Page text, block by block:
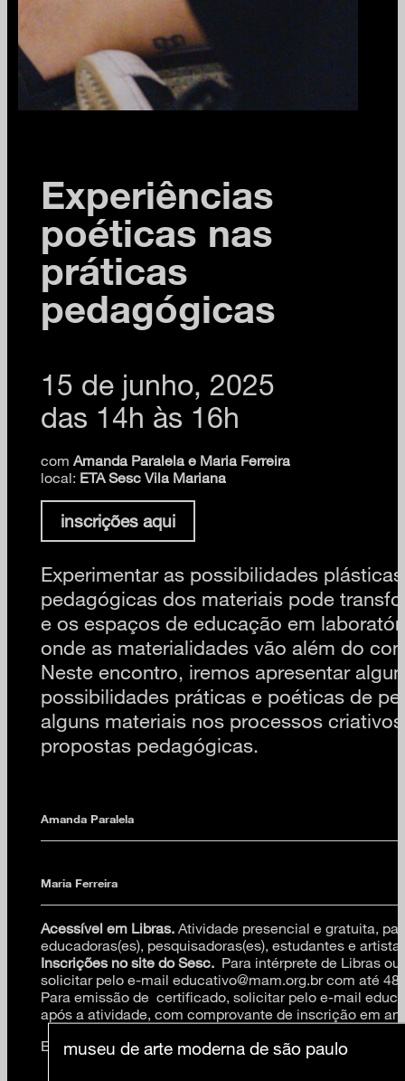
Experiências
poéticas nas
práticas
pedagógicas
15 de junho, 2025
das 14h às 16h
com Amanda Paralela e Maria Ferreira
local: ETA Sesc Vila Mariana
inscrições aqui
Experimentar as possibilidades
pedagógicas dos materiais pode
e os espaços de educação em
onde as materialidades vão além do
Neste encontro, iremos apresentar
possibilidades práticas e poéticas de
alguns materiais nos processos
propostas pedagógicas.
Amanda Paralela
Maria Ferreira
Acessível em Libras. Atividade presencial e gratuita,
educadoras(es), pesquisadoras(es), estudantes e
Inscrições no site do Sesc. Para intérprete de Libras
solicitar pelo e-mail educativo@mam.org.br com até
Para emissão de certificado, solicitar pelo e-mail
após a atividade, com comprovante de inscrição em
Essa atividade faz parte do programaFamília MAM
museu de arte moderna de são paulo